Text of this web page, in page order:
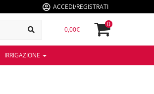
ACCEDI/REGISTRATI
0,00€
0
IRRIGAZIONE